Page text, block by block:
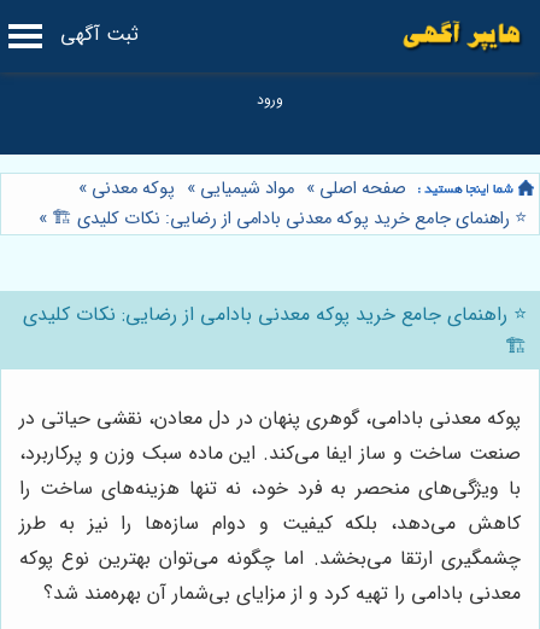
ثبت آگهی
صفحه اصلی » مواد شیمیایی » پوکه معدنی »
⭐️ راهنمای جامع خرید پوکه معدنی بادامی از رضایی: نکات کلیدی 🏗️ »
⭐️ راهنمای جامع خرید پوکه معدنی بادامی از رضایی: نکات کلیدی
🏗️
پوکه معدنی بادامی، گوهری پنهان در دل معادن، نقشی حیاتی در
صنعت ساخت و ساز ایفا می‌کند. این ماده سبک وزن و پرکاربرد،
با ویژگی‌های منحصر به فرد خود، نه تنها هزینه‌های ساخت را
کاهش می‌دهد، بلکه کیفیت و دوام سازه‌ها را نیز به طرز
چشمگیری ارتقا می‌بخشد. اما چگونه می‌توان بهترین نوع پوکه
معدنی بادامی را تهیه کرد و از مزایای بی‌شمار آن بهره‌مند شد؟